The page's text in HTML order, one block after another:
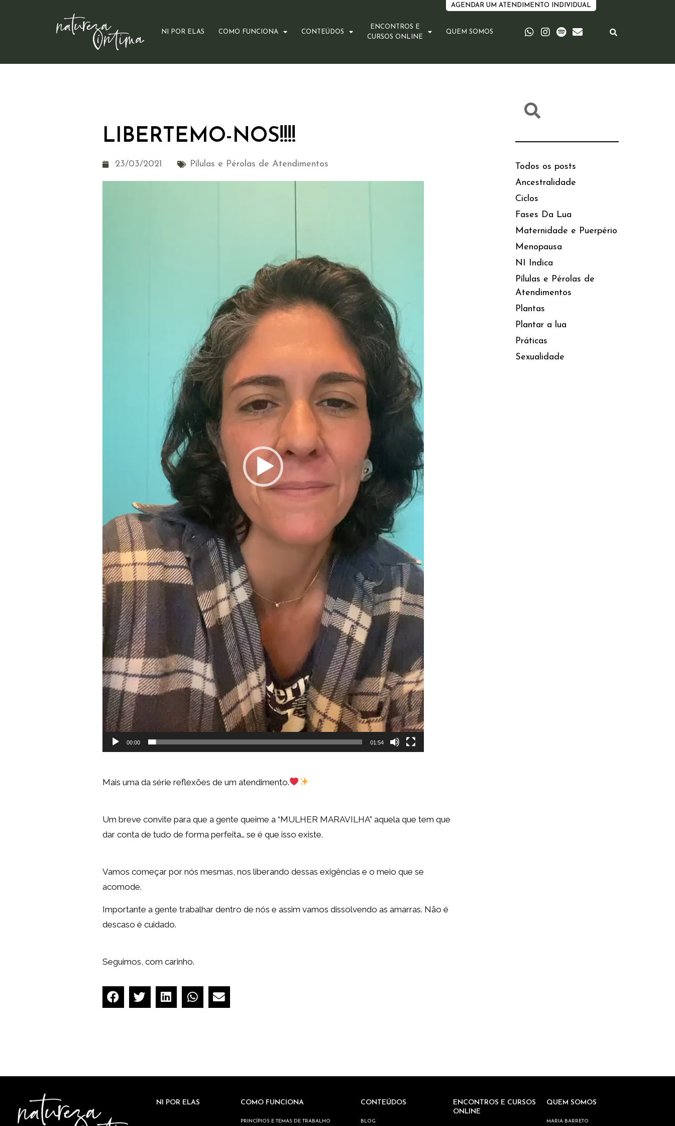
AGENDAR UM ATENDIMENTO INDIVIDUAL
NI POR ELAS COMO FUNCIONA CONTEÚDOS
ENCONTROS E
CURSOS ONLINE
QUEM SOMOS
LIBERTEMO-NOS!!!!
23/03/2021 Pílulas e Pérolas de Atendimentos
00:00 01:54
Mais uma da série reflexões de um atendimento.
Um breve convite para que a gente queime a “MULHER MARAVILHA” aquela que tem que
dar conta de tudo de forma perfeita… se é que isso existe.
Vamos começar por nós mesmas, nos liberando dessas exigências e o meio que se
acomode.
Importante a gente trabalhar dentro de nós e assim vamos dissolvendo as amarras. Não é
descaso é cuidado.
Seguimos, com carinho.
Todos os posts
Ancestralidade
Ciclos
Fases Da Lua
Maternidade e Puerpério
Menopausa
NI Indica
Pílulas e Pérolas de
Atendimentos
Plantas
Plantar a lua
Práticas
Sexualidade
NI POR ELAS COMO FUNCIONA
PRINCÍPIOS E TEMAS DE TRABALHO
CONTEÚDOS
BLOG
ENCONTROS E CURSOS
ONLINE
QUEM SOMOS
MARIA BARRETO